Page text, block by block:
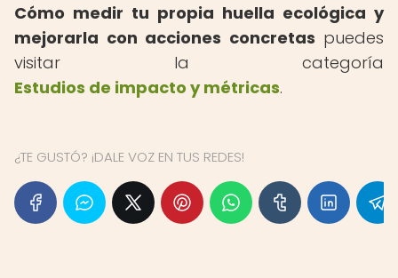
Cómo medir tu propia huella ecológica y
mejorarla con acciones concretas puedes
visitar la categoría
Estudios de impacto y métricas.
¿TE GUSTÓ? ¡DALE VOZ EN TUS REDES!